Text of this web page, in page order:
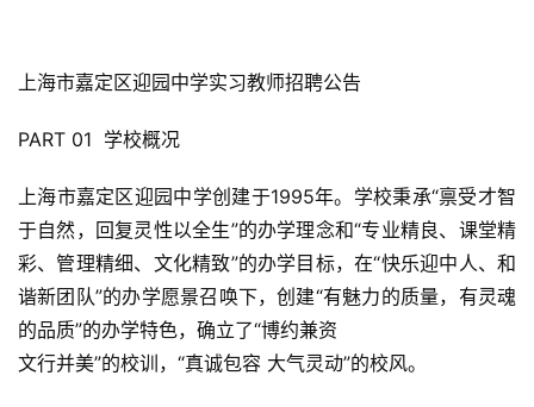
上海市嘉定区迎园中学实习教师招聘公告
PART 01 学校概况
上海市嘉定区迎园中学创建于1995年。学校秉承“禀受才智
于自然，回复灵性以全生”的办学理念和“专业精良、课堂精
彩、管理精细、文化精致”的办学目标，在“快乐迎中人、和
谐新团队”的办学愿景召唤下，创建“有魅力的质量，有灵魂
的品质”的办学特色，确立了“博约兼资
文行并美”的校训，“真诚包容 大气灵动”的校风。